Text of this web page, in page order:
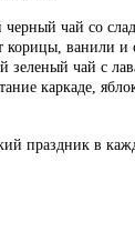
чай со
корицы, ванили
чай с
каркаде,
праздник в